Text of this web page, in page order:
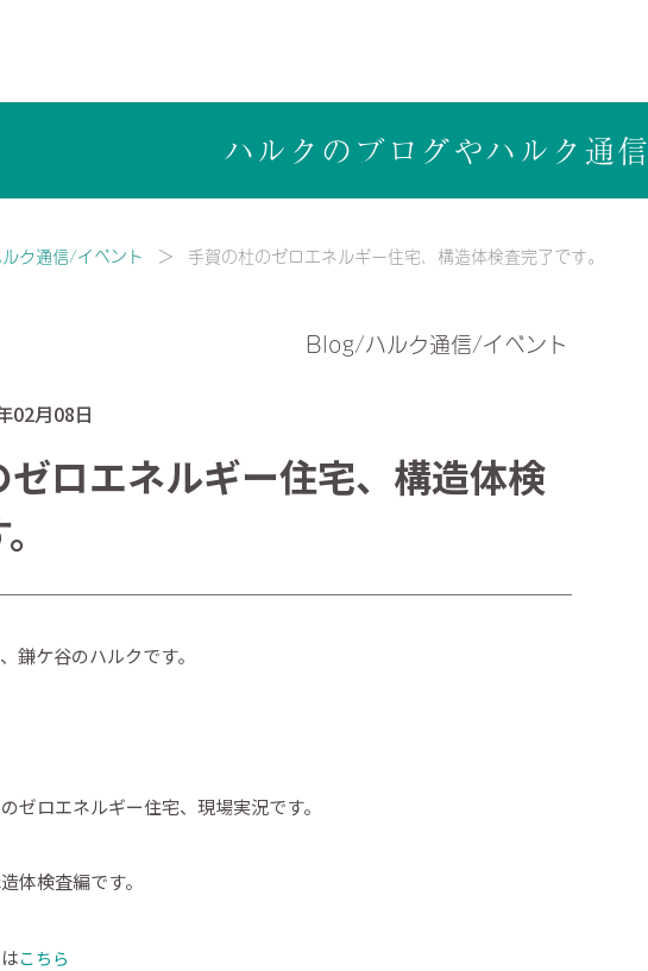
ハルクのブログやハルク通信
ク通信/イベント 手賀の杜のゼロエネルギー住宅、構造体検査完了です。
Blog/ハルク通信/イベント
02月08日
ロエネルギー住宅、構造体検
鎌ケ谷のハルクです。
ゼロエネルギー住宅、現場実況です。
体検査編です。
こちら